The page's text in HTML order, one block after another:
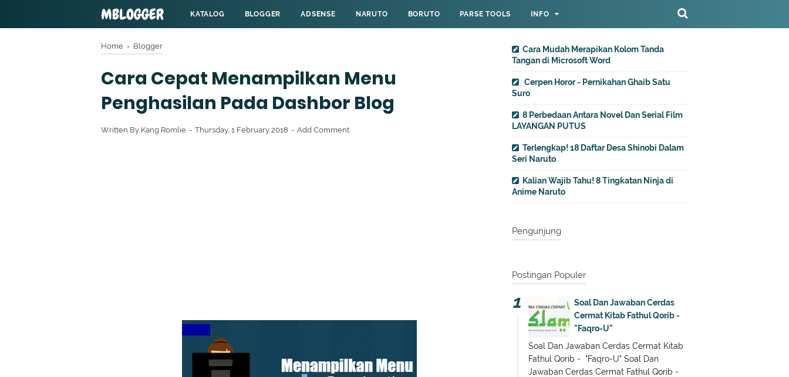
MBLOGGER KATALOG BLOGGER ADSENSE NARUTO BORUTO PARSE TOOLS INFO
Home › Blogger
Cara Cepat Menampilkan Menu
Penghasilan Pada Dashbor Blog
Written By Kang Romlie Thursday, 1 February 2018 Add Comment
Cara Mudah Merapikan Kolom Tanda
Tangan di Microsoft Word
Cerpen Horor - Pernikahan Ghaib Satu
Suro
8 Perbedaan Antara Novel Dan Serial Film
LAYANGAN PUTUS
Terlengkap! 18 Daftar Desa Shinobi Dalam
Seri Naruto
Kalian Wajib Tahu! 8 Tingkatan Ninja di
Anime Naruto
Pengunjung
Postingan Populer
Soal Dan Jawaban Cerdas
Cermat Kitab Fathul Qorib -
"Faqro-U"
Soal Dan Jawaban Cerdas Cermat Kitab
Fathul Qorib - "Faqro-U" Soal Dan
Jawaban Cerdas Cermat Fathul Qorib -